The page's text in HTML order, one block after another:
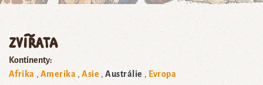
Zvířata
Kontinenty:
Afrika
Amerika Asie Austrálie Evropa